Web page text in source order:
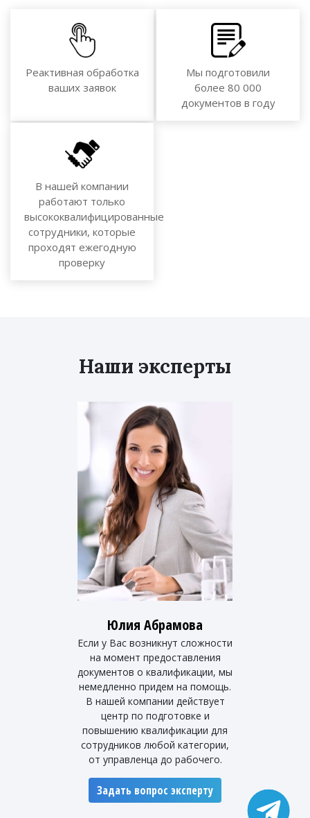
Реактивная обработка
ваших заявок
Мы подготовили
более 80 000
документов в году
В нашей компании
работают только
высококвалифицированные
сотрудники, которые
проходят ежегодную
проверку
Наши эксперты
Юлия Абрамова
Если у Вас возникнут сложности
на момент предоставления
документов о квалификации, мы
немедленно придем на помощь.
В нашей компании действует
центр по подготовке и
повышению квалификации для
сотрудников любой категории,
от управленца до рабочего.
Задать вопрос эксперту